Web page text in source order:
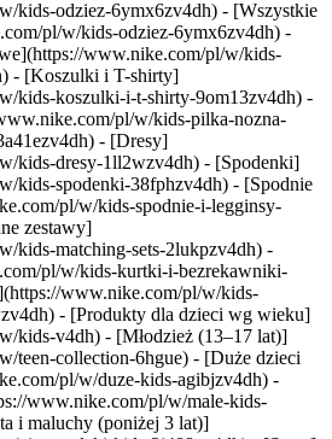
kids-odziez-6ymx6zv4dh) - [Wszystkie
pl/w/kids-odziez-6ymx6zv4dh) -
www.nike.com/pl/w/kids-
- [Koszulki i T-shirty]
kids-koszulki-i-t-shirty-9om13zv4dh) -
pl/w/kids-pilka-nozna-
- [Dresy]
kids-dresy-1ll2wzv4dh) - [Spodenki]
kids-spodenki-38fphzv4dh) - [Spodnie
pl/w/kids-spodnie-i-legginsy-
zestawy]
kids-matching-sets-2lukpzv4dh) -
pl/w/kids-kurtki-i-bezrekawniki-
www.nike.com/pl/w/kids-
- [Produkty dla dzieci wg wieku]
kids-v4dh) - [Młodzież (13–17 lat)]
teen-collection-6hgue) - [Duże dzieci
pl/w/duze-kids-agibjzv4dh) -
www.nike.com/pl/w/male-kids-
i maluchy (poniżej 3 lat)]